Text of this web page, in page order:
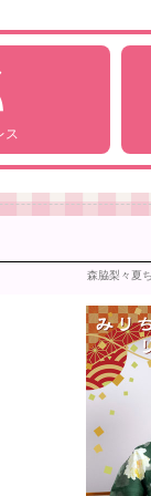
ス
森脇梨々夏